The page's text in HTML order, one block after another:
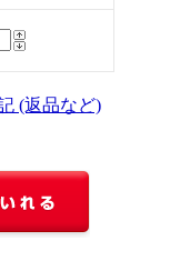
(返品など)